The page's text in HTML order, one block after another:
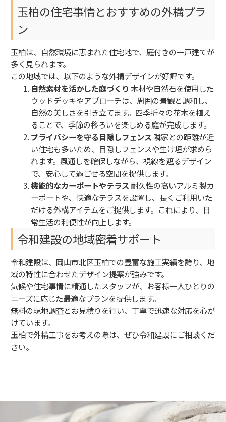
玉柏の住宅事情とおすすめの外構プラ
ン
玉柏は、自然環境に恵まれた住宅地で、庭付きの一戸建てが
多く見られます。
この地域では、以下のような外構デザインが好評です。
自然素材を活かした庭づくり 木材や自然石を使用した
ウッドデッキやアプローチは、周囲の景観と調和し、
自然の美しさを引き立てます。四季折々の花木を植え
ることで、季節の移ろいを楽しめる庭が完成します。
プライバシーを守る目隠しフェンス 隣家との距離が近
い住宅も多いため、目隠しフェンスや生け垣が求めら
れます。風通しを確保しながら、視線を遮るデザイン
で、安心して過ごせる空間を提供します。
機能的なカーポートやテラス 耐久性の高いアルミ製カ
ーポートや、快適なテラスを設置し、長くご利用いた
だける外構アイテムをご提供します。これにより、日
常生活の利便性が向上します。
令和建設の地域密着サポート
令和建設は、岡山市北区玉柏での豊富な施工実績を誇り、地
域の特性に合わせたデザイン提案が強みです。
気候や住宅事情に精通したスタッフが、お客様一人ひとりの
ニーズに応じた最適なプランを提供します。
無料の現地調査とお見積りを行い、丁寧で迅速な対応を心が
けています。
玉柏で外構工事をお考えの際は、ぜひ令和建設にご相談くだ
さい。